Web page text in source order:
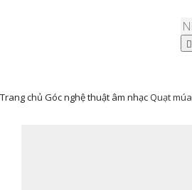
Trang chủ Góc nghệ thuật âm nhạcQuạt múa